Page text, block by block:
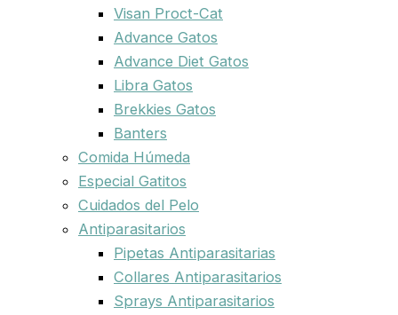
Visan Proct-Cat
Advance Gatos
Advance Diet Gatos
Libra Gatos
Brekkies Gatos
Banters
Comida Húmeda
Especial Gatitos
Cuidados del Pelo
Antiparasitarios
Pipetas Antiparasitarias
Collares Antiparasitarios
Sprays Antiparasitarios